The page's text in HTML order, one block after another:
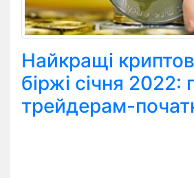
Найкращі
біржі січня 2022:
трейдерам-